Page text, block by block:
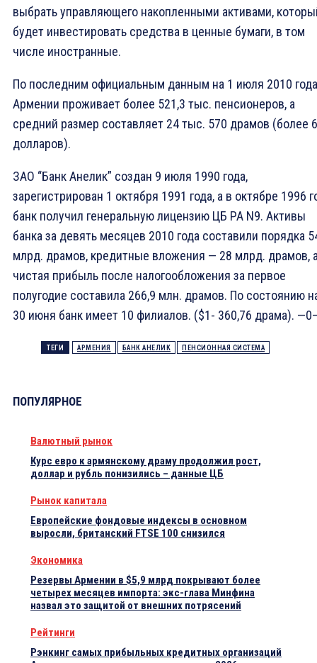
выбрать управляющего накопленными активами,
будет инвестировать средства в ценные бумаги, в том
числе иностранные.
По последним официальным данным на 1 июля 2010
Армении проживает более 521,3 тыс. пенсионеров, а
средний размер составляет 24 тыс. 570 драмов (более
долларов).
ЗАО “Банк Анелик” создан 9 июля 1990 года,
зарегистрирован 1 октября 1991 года, а в октябре 1996
банк получил генеральную лицензию ЦБ РА N9. Активы
банка за девять месяцев 2010 года составили порядка
млрд. драмов, кредитные вложения — 28 млрд. драмов,
чистая прибыль после налогообложения за первое
полугодие составила 266,9 млн. драмов. По состоянию
30 июня банк имеет 10 филиалов. ($1- 360,76 драма).
ТЕГИ АРМЕНИЯ БАНК АНЕЛИК ПЕНСИОННАЯ СИСТЕМА
ПОПУЛЯРНОЕ
Валютный рынок
Курс евро к армянскому драму продолжил рост,
доллар и рубль понизились – данные ЦБ
Рынок капитала
Европейские фондовые индексы в основном
выросли, британский FTSE 100 снизился
Экономика
Резервы Армении в $5,9 млрд покрывают более
четырех месяцев импорта: экс-глава Минфина
назвал это защитой от внешних потрясений
Рейтинги
Рэнкинг самых прибыльных кредитных организаций